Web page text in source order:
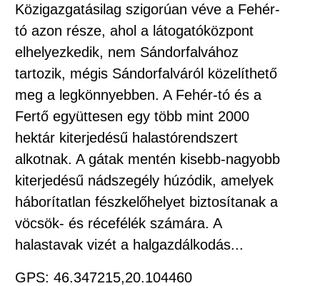
Közigazgatásilag szigorúan véve a Fehér-
tó azon része, ahol a látogatóközpont
elhelyezkedik, nem Sándorfalvához
tartozik, mégis Sándorfalváról közelíthető
meg a legkönnyebben. A Fehér-tó és a
Fertő együttesen egy több mint 2000
hektár kiterjedésű halastórendszert
alkotnak. A gátak mentén kisebb-nagyobb
kiterjedésű nádszegély húzódik, amelyek
háborítatlan fészkelőhelyet biztosítanak a
vöcsök- és récefélék számára. A
halastavak vizét a halgazdálkodás...
GPS: 46.347215,20.104460